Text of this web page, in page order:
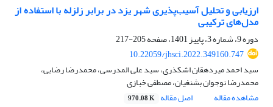
ارزیابی و تحلیل آسیب‌پذیری شهر یزد در برابر زلزله با استفاده از
مدل‌های ترکیبی
دوره 9، شماره 3، پاییز 1401، صفحه
205-217
10.22059/jhsci.2022.349160.747
سید احمد میردهقان اشکذری، سید علی المدرسی، محمدرضا رضایی،
محمدرضا نوجوان بشنغیان، مصطفی خبازی
مشاهده مقاله
اصل مقاله 970.08 K